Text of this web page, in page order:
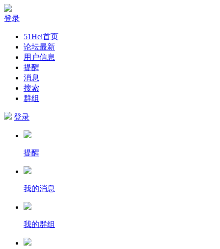
登录
51Hei首页
论坛最新
用户信息
提醒
消息
搜索
群组
登录
提醒
我的消息
我的群组